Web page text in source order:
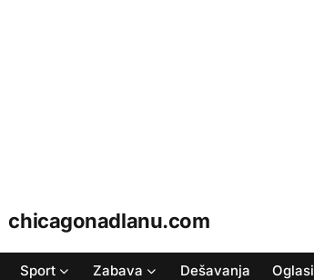
chicagonadlanu.com
Sport Zabava Dešavanja Oglasi